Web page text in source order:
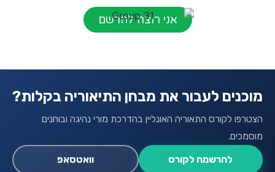
אני רוצה להרשם
לעבור את מבחן התיאוריה בקלות?
לקורס התאוריה האונליין בהדרכת מורי נהיגה ובוחנים
להרשמה לקורס
וואטסאפ